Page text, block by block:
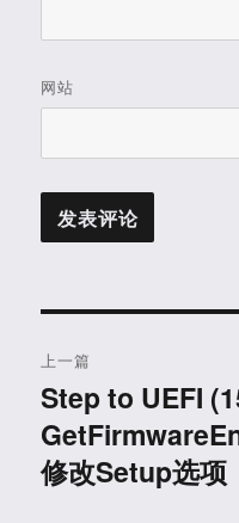
网站
章
导
航
上一篇
上
篇
文
章：
Step to UEFI
修改Setup选项